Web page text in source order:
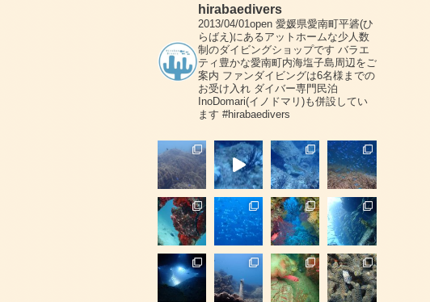
hirabaedivers
2013/04/01open愛媛県愛南町平碆(ひ
らばえ)にあるアットホームな少人数
制のダイビングショップです バラエ
ティ豊かな愛南町内海塩子島周辺をご
案内 ファンダイビングは6名様までの
お受け入れダイバー専門民泊
InoDomari(イノドマリ)も併設してい
ます #hirabaedivers